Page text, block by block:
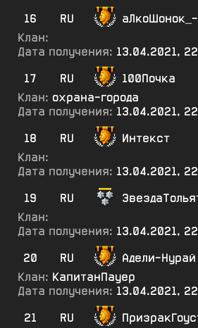
16
RU
аЛкоШонок_-
Клан:
Дата получения: 13.04.2021,
17
RU
100Почка
Клан: охрана-города
Дата получения: 13.04.2021,
18
RU
Интекст
Клан:
Дата получения: 13.04.2021,
19
RU
Клан:
Дата получения: 13.04.2021,
20
RU
Адели-Нурай
Клан: КапитанПауер
Дата получения: 13.04.2021,
21
RU